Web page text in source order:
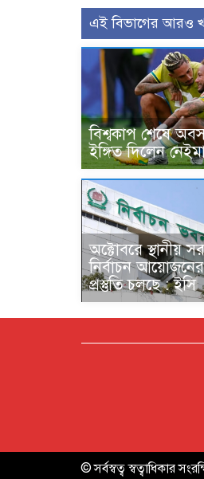
এই বিভাগের আরও
বিশ্বকাপ শেষে
ইঙ্গিত দিলেন
অক্টোবরে স্থানীয়
নির্বাচন আয়োজনের
প্রস্তুতি চলছে : ইসি
© সর্বস্বত্ব স্বত্বাধিকার